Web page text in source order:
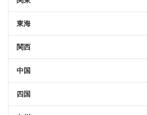
東海
関西
中国
四国